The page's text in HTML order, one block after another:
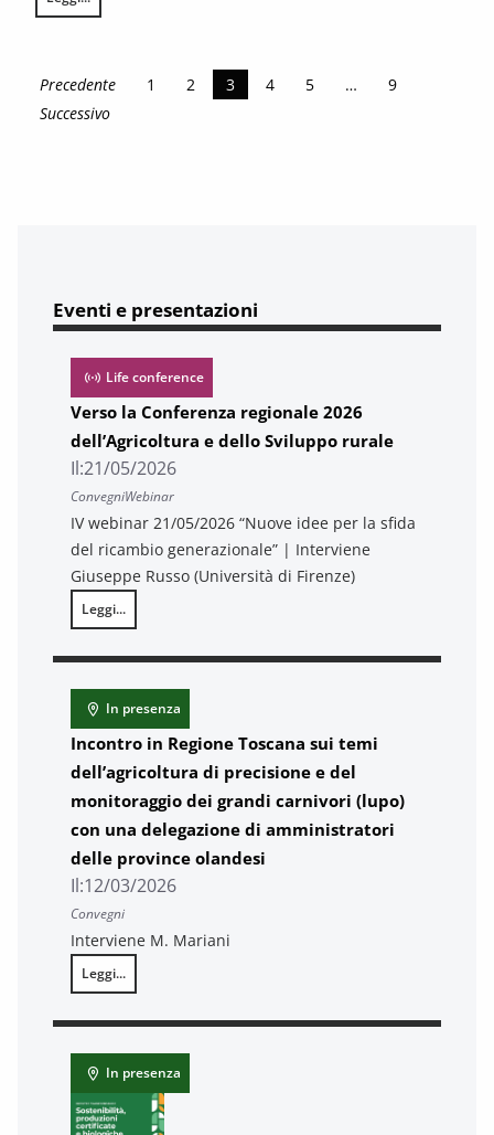
La dinamica del commercio estero del comparto agro-alimentare
Precedente 1 2 3 4 5 …
9
Successivo
Eventi e presentazioni
Life conference
Verso la Conferenza regionale 2026
dell’Agricoltura e dello Sviluppo rurale
Il:21/05/2026
ConvegniWebinar
IV webinar 21/05/2026 “Nuove idee per la sfida
del ricambio generazionale” | Interviene
Giuseppe Russo (Università di Firenze)
Leggi...
Verso la Conferenza regionale 2026 dell’Agricoltura e dello
In presenza
Incontro in Regione Toscana sui temi
dell’agricoltura di precisione e del
monitoraggio dei grandi carnivori (lupo)
con una delegazione di amministratori
delle province olandesi
Il:12/03/2026
Convegni
Interviene M. Mariani
Leggi...
Incontro in Regione Toscana sui temi dell’agricoltura di
In presenza